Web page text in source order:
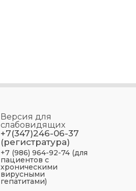
Версия для
слабовидящих
+7(347)246-06-37
(регистратура)
+7 (986) 964-92-74 (для
пациентов с
хроническими
вирусными
гепатитами)